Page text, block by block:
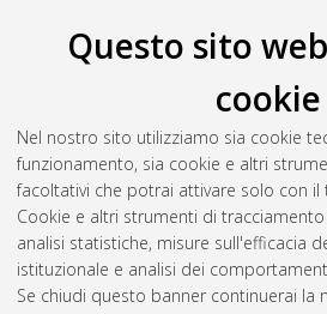
Questo sito
cookie
Nel nostro sito utilizziamo sia cookie
funzionamento, sia cookie e altri
facoltativi che potrai attivare solo con il
Cookie e altri strumenti di
analisi statistiche, misure sull'efficacia
istituzionale e analisi dei
Se chiudi questo banner continuerai la
Study
earthflows, with particular reference
transition characterizing stages of
[Dissertation thesis], Alma Mater
Bologna. Dottorato di ricerca in
dell'ambiente, 32 Ciclo. DOI
10.6092/unibo/amsdottorato/9282.
Questa lista e' stata generata il